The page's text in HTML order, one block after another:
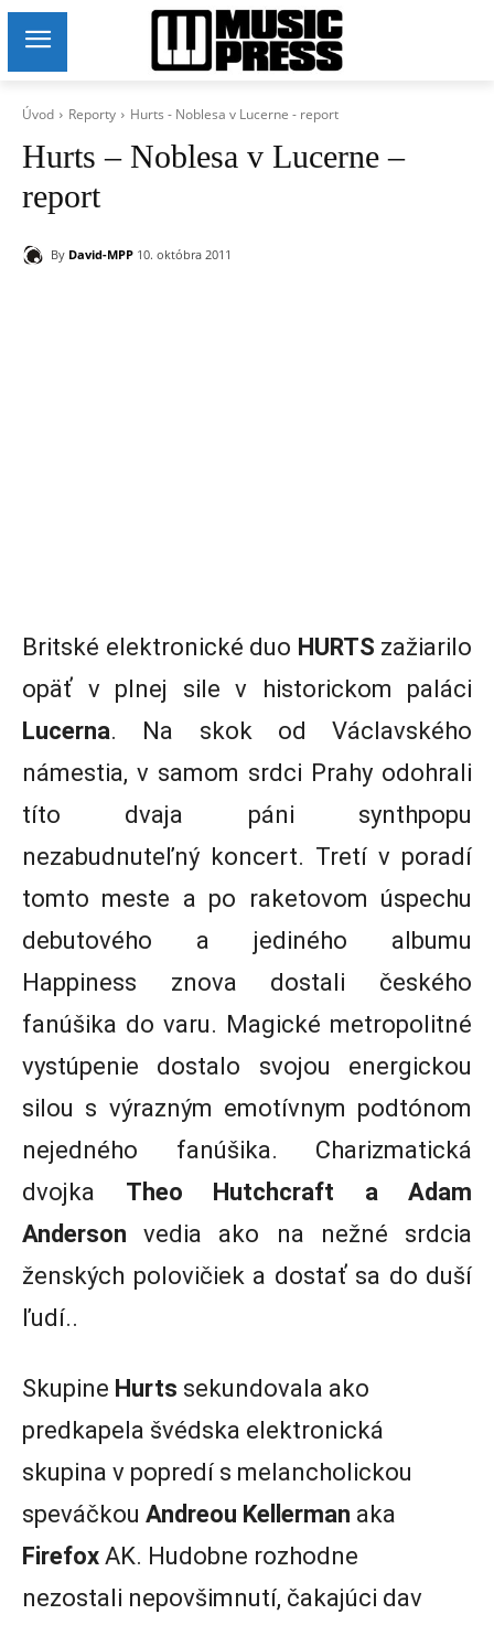
Úvod Reporty Hurts - Noblesa v Lucerne - report
Hurts – Noblesa v Lucerne –
report
By David-MPP 10. októbra 2011
Britské elektronické duo HURTS zažiarilo
opäť v plnej sile v historickom paláci
Lucerna. Na skok od Václavského
námestia, v samom srdci Prahy odohrali
títo dvaja páni synthpopu
nezabudnuteľný koncert. Tretí v poradí
tomto meste a po raketovom úspechu
debutového a jediného albumu
Happiness znova dostali českého
fanúšika do varu. Magické metropolitné
vystúpenie dostalo svojou energickou
silou s výrazným emotívnym podtónom
nejedného fanúšika. Charizmatická
dvojka Theo Hutchcraft a Adam
Anderson vedia ako na nežné srdcia
ženských polovičiek a dostať sa do duší
ľudí..
Skupine Hurts sekundovala ako
predkapela švédska elektronická
skupina v popredí s melancholickou
speváčkou Andreou Kellerman aka
Firefox AK. Hudobne rozhodne
nezostali nepovšimnutí, čakajúci dav